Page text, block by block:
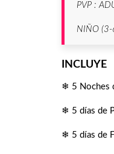
PVP :
NIÑO (3-
INCLUYE
❄ 5 Noches
❄ 5 días de
❄ 5 días de